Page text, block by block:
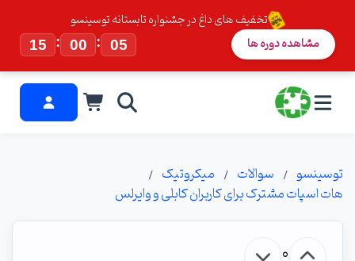
تخفیف های داغ در جشنواره تابستانه توسینسو
15
: 00 : 05 مشاهده دوره ها
توسینسو سوالات
میکروتیک
هات اسپات مشترک برای کاربران کابلی و وایرلس